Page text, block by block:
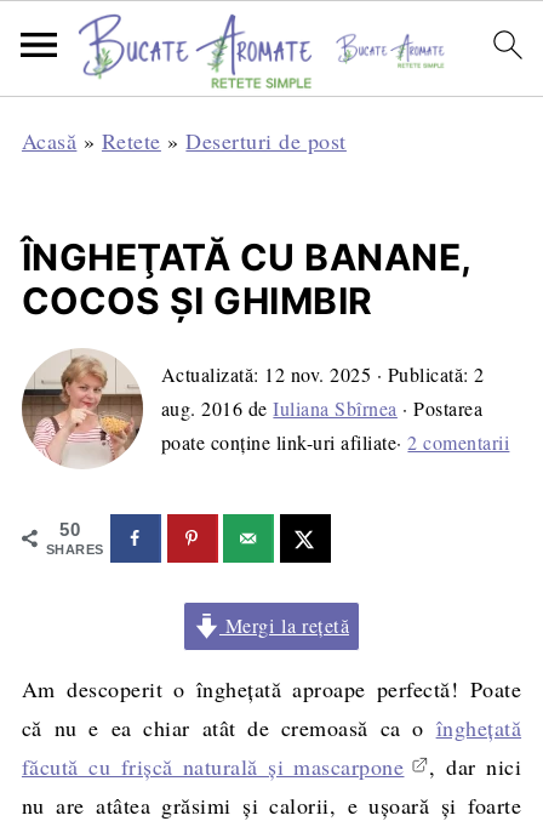
Acasă » Retete »Deserturi de post
ÎNGHEŢATĂ CU BANANE,
COCOS ŞI GHIMBIR
Actualizată: 12 nov. 2025 · Publicată:2
aug. 2016 deIuliana Sbîrnea · Postarea
poate conține link-uri afiliate·2 comentarii
50
SHARES
Mergi la rețetă
Am descoperit o îngheţată aproape perfectă! Poate
că nu e ea chiar atât de cremoasă ca o îngheţată
făcută cu frişcă naturală şi mascarpone
, dar nici
nu are atâtea grăsimi şi calorii, e uşoară şi foarte